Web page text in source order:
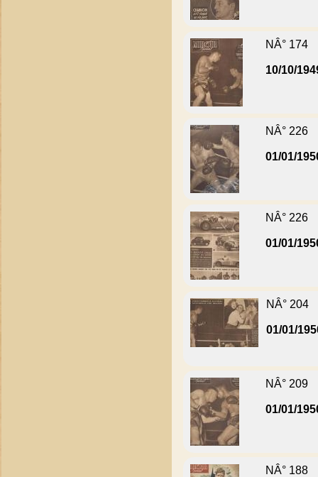
NÂ° 174
10/10/
NÂ° 226
01/01/
NÂ° 226
01/01/
NÂ° 204
01/01/
NÂ° 209
01/01/
NÂ° 188